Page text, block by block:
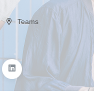
Teams